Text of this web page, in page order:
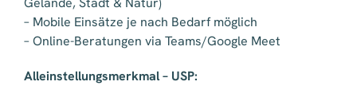
– Mobile Einsätze je nach Bedarf möglich
– Online-Beratungen via Teams/Google Meet
Alleinstellungsmerkmal – USP: